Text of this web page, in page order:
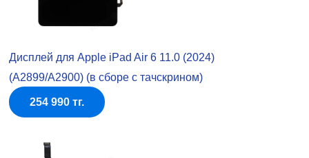
Дисплей для Apple iPad Air 6 11.0 (2024)
(A2899/A2900) (в сборе с тачскрином)
254 990 тг.